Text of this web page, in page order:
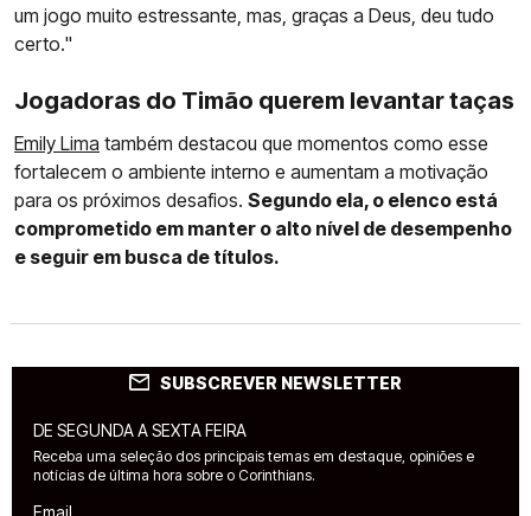
um jogo muito estressante, mas, graças a Deus, deu tudo
certo."
Jogadoras do Timão querem levantar taças
Emily Lima também destacou que momentos como esse
fortalecem o ambiente interno e aumentam a motivação
para os próximos desafios. Segundo ela, o elenco está
comprometido em manter o alto nível de desempenho
e seguir em busca de títulos.
SUBSCREVER NEWSLETTER
DE SEGUNDA A SEXTA FEIRA
Receba uma seleção dos principais temas em destaque, opiniões e
notícias de última hora sobre o Corinthians.
Email